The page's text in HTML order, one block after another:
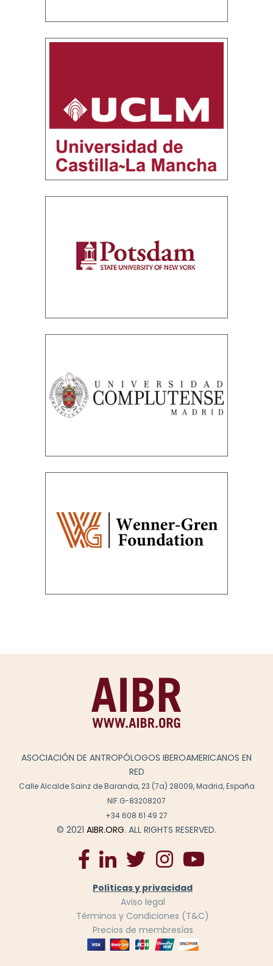
ASOCIACIÓN DE ANTROPÓLOGOS IBEROAMERICANOS EN
RED
Calle Alcalde Sainz de Baranda, 23 (7a) 28009, Madrid, España
NIF.G-83208207
+34 608 61 49 27
© 2021 AIBR.ORG. ALL RIGHTS RESERVED.
Políticas y privacidad
Aviso legal
Términos y Condiciones (T&C)
Precios de membresías